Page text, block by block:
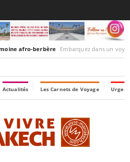
afro-berbère Embarquez dans un voyage culturel dans le
Actualités Les Carnets de Voyage